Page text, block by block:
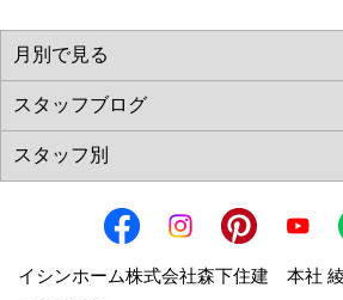
イシンホーム株式会社森下住建 本社